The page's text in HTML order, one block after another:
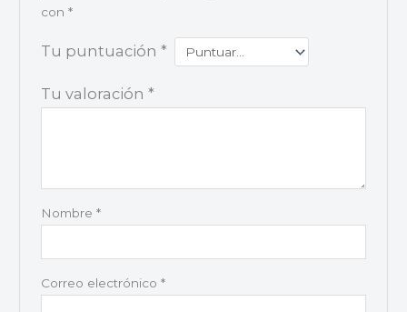
con *
Tu puntuación *
Tu valoración *
Nombre *
Correo electrónico *